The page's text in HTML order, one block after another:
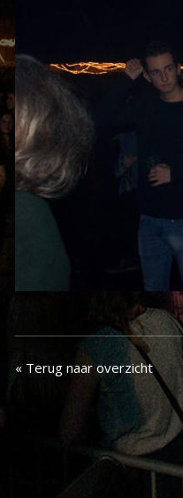
« Terug naar overzicht